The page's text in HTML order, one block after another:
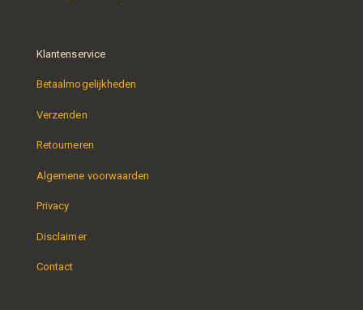
Klantenservice
Betaalmogelijkheden
Verzenden
Retourneren
Algemene voorwaarden
Privacy
Disclaimer
Contact